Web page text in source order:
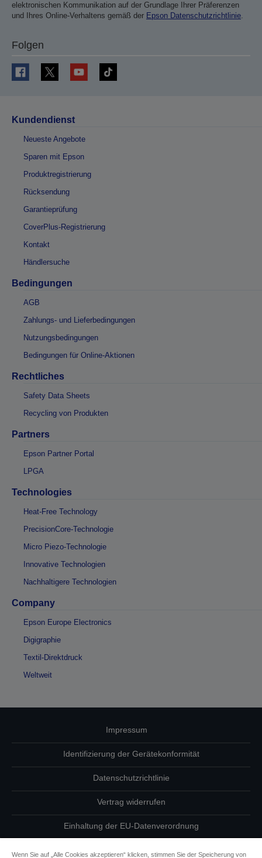
elektronischen Kommunikation auf der Grundlage Ihrer Präferenzen
und Ihres Online-Verhaltens gemäß der Epson Datenschutzrichtlinie.
Folgen
Kundendienst
Neueste Angebote
Sparen mit Epson
Produktregistrierung
Rücksendung
Garantieprüfung
CoverPlus-Registrierung
Kontakt
Händlersuche
Bedingungen
AGB
Zahlungs- und Lieferbedingungen
Nutzungsbedingungen
Bedingungen für Online-Aktionen
Rechtliches
Safety Data Sheets
Recycling von Produkten
Partners
Epson Partner Portal
LPGA
Technologies
Heat-Free Technology
PrecisionCore-Technologie
Micro Piezo-Technologie
Innovative Technologien
Nachhaltigere Technologien
Company
Epson Europe Electronics
Digigraphie
Textil-Direktdruck
Weltweit
Impressum
Identifizierung der Gerätekonformität
Datenschutzrichtlinie
Vertrag widerrufen
Einhaltung der EU-Datenverordnung
Fragen zum Datenschutz
Wenn Sie auf „Alle Cookies akzeptieren“ klicken, stimmen Sie der Speicherung von